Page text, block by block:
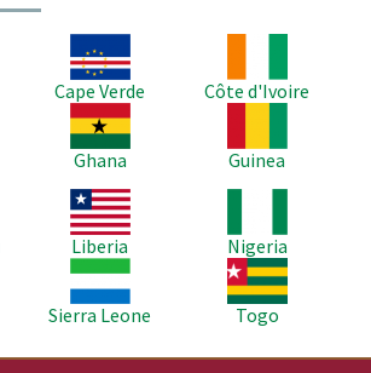
Image
Cape Verde
Côte d'Ivoire
Image
Ghana
Guinea
Image
Liberia
Nigeria
Image
Sierra Leone
Image
Togo